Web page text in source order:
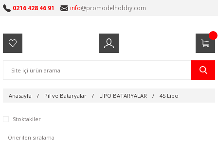
0216 428 46 91 info@promodelhobby.com
Anasayfa Pil ve Bataryalar LİPO BATARYALAR 4S Lipo
Stoktakiler